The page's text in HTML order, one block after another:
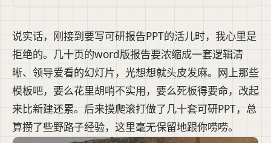
说实话，刚接到要写可研报告PPT的活儿时，我心里是
拒绝的。几十页的word版报告要浓缩成一套逻辑清
晰、领导爱看的幻灯片，光想想就头皮发麻。网上那些
模板吧，要么花里胡哨不实用，要么死板得要命，改起
来比新建还累。后来摸爬滚打做了几十套可研PPT，总
算攒了些野路子经验，这里毫无保留地跟你唠唠。